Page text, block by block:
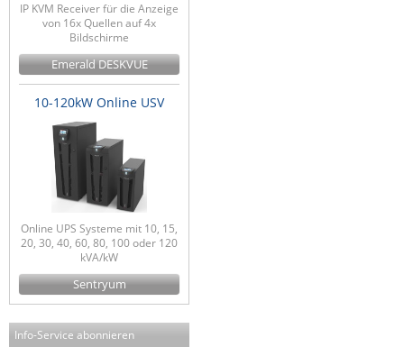
IP KVM Receiver für die Anzeige
von 16x Quellen auf 4x
Bildschirme
Emerald DESKVUE
10-120kW Online USV
Online UPS Systeme mit 10, 15,
20, 30, 40, 60, 80, 100 oder 120
kVA/kW
Sentryum
Info-Service abonnieren